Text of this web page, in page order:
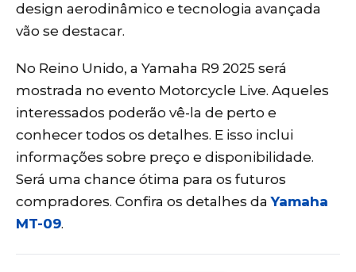
design aerodinâmico e tecnologia avançada
vão se destacar.
No Reino Unido, a Yamaha R9 2025 será
mostrada no evento Motorcycle Live. Aqueles
interessados poderão vê-la de perto e
conhecer todos os detalhes. E isso inclui
informações sobre preço e disponibilidade.
Será uma chance ótima para os futuros
compradores. Confira os detalhes daYamaha
MT-09.